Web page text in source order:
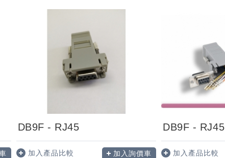
DB9F - RJ45
加入產品比較 加入詢價車
DB9F - RJ45
加入產品比較